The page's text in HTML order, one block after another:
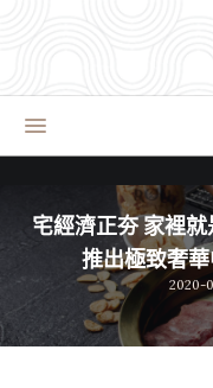
宅經濟正夯 家裡
推出極致奢
2020-